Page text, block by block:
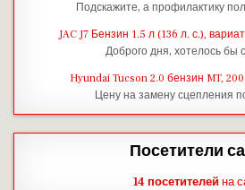
Подскажите, а профилактику
JAC J7 Бензин 1.5 л (136 л. с.),
Доброго дня, хотелось бы
Hyundai Tucson 2.0 бензин MT,
Цену на замену сцепления
Посетители
14 посетителей на